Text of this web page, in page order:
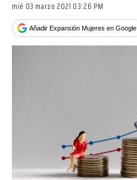
mié 03 marzo 2021 03:26 PM
Añadir Expansión Mujeres en Google